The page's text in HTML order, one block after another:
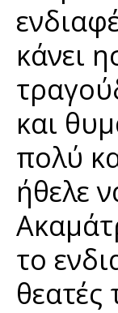
κάνει
και
πολύ
ήθελε
το
θεατές